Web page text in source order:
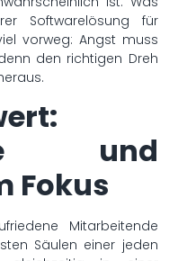
Softwarelösung für
vorweg: Angst muss
den richtigen Dreh
und
Fokus
Mitarbeitende
Säulen einer jeden